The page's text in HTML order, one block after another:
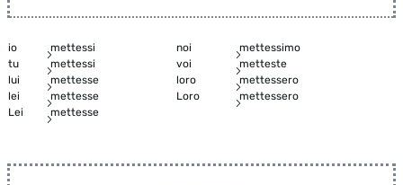
io mettessi noi
mettessimo
tu
mettessi voi
metteste
lui
mettesse loro
mettessero
lei
mettesse Loro
mettessero
Lei
mettesse